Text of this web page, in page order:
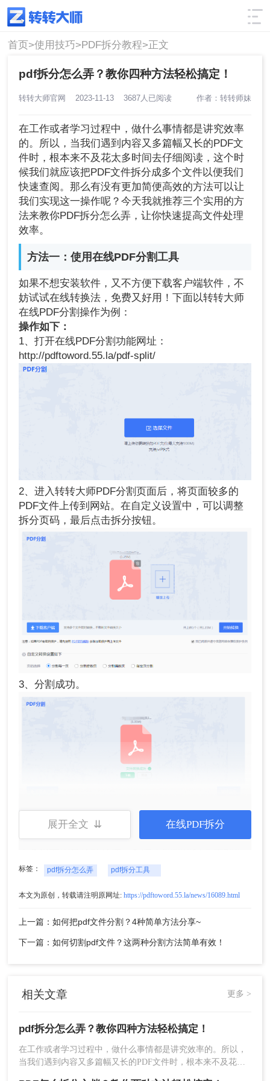
使用技巧 筛选
首页>使用技巧>PDF拆分教程>正文
pdf拆分怎么弄？教你四种方法轻松搞定！
转转大师官网 2023-11-13 3687人已阅读 作者：转转师妹
在工作或者学习过程中，做什么事情都是讲究效率
的。所以，当我们遇到内容又多篇幅又长的PDF文
件时，根本来不及花太多时间去仔细阅读，这个时
候我们就应该把PDF文件拆分成多个文件以便我们
快速查阅。那么有没有更加简便高效的方法可以让
我们实现这一操作呢？今天我就推荐三个实用的方
法来教你PDF拆分怎么弄，让你快速提高文件处理
效率。
方法一：使用在线PDF分割工具
如果不想安装软件，又不方便下载客户端软件，不
妨试试在线转换法，免费又好用！下面以转转大师
在线PDF分割操作为例：
操作如下：
1、打开在线PDF分割功能网址：
http://pdftoword.55.la/pdf-split/
2、进入转转大师PDF分割页面后，将页面较多的
PDF文件上传到网站。在自定义设置中，可以调整
拆分页码，最后点击拆分按钮。
3、分割成功。
方法二：使用转转大师PDF转换器拆分法
别操作以外，还能够支持PDF文件的转换、处理，
其中我们就来讲讲它的PDF分割操作，该功能可以
自定义拆分页数，并且拆分后的文件也非常清晰，
页，方便日后的查看。下面以转转大师PDF转换器
操作为例！
持[PDF分割]功能，还支持[
展开全文 ⇊ 在线PDF拆分
标签： pdf拆分怎么弄 pdf拆分工具
本文为原创，转载请注明原网址: https://pdftoword.55.la/news/16089.html
上一篇：如何把pdf文件分割？4种简单方法分享~
下一篇：如何切割pdf文件？这两种分割方法简单有效！
相关文章 更多 >
pdf拆分怎么弄？教你四种方法轻松搞定！
在工作或者学习过程中，做什么事情都是讲究效率的。所以，
当我们遇到内容又多篇幅又长的PDF文件时，根本来不及花太